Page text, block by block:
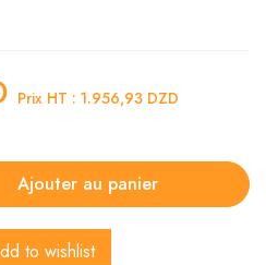
Prix HT : 1.956,93 DZD
Ajouter au panier
to wishlist